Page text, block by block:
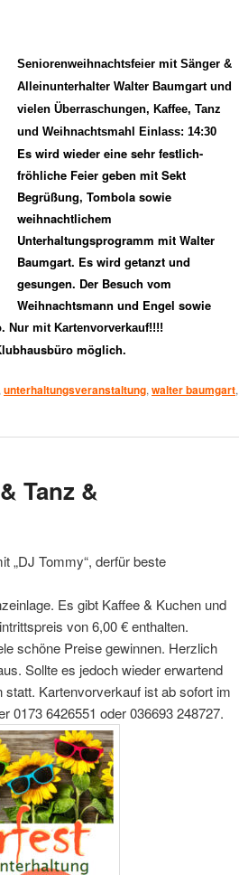
Seniorenweihnachtsfeier mitSänger &
Alleinunterhalter Walter Baumgart und
vielen Überraschungen, Kaffee, Tanz
und Weihnachtsmahl
Einlass: 14:30
Es wird wieder eine sehr festlich-
fröhliche Feier geben mit Sekt
Begrüßung, Tombolasowie
weihnachtlichem
Unterhaltungsprogramm mit Walter
Baumgart. Es wird getanzt und
gesungen. Der Besuch vom
Weihnachtsmann und Engel sowie
Nur mit Kartenvorverkauf!!!!
möglich.
,unterhaltungsveranstaltung,walter baumgart,
Tanz &
„DJ Tommy“, derfür beste
Es gibt Kaffee & Kuchen und
von 6,00 € enthalten.
schöne Preise gewinnen. Herzlich
Sollte es jedoch wieder erwartend
Kartenvorverkauf ist ab sofort im
0173 6426551 oder 036693 248727.